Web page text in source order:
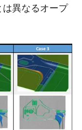
は異なるオープ